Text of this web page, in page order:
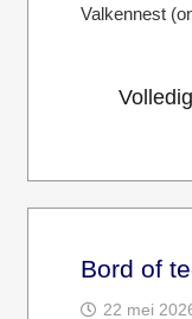
Valkennest
Bord of
22 mei